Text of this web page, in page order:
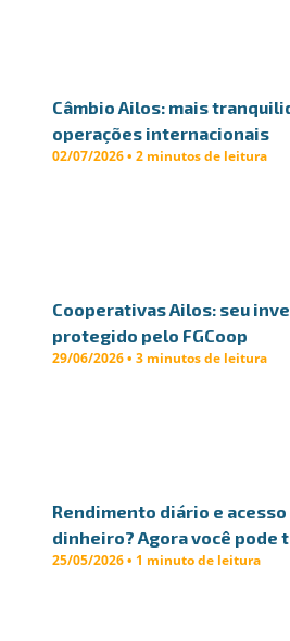
Câmbio Ailos: mais
operações internacionais
02/07/2026 • 2 minutos de leitura
Cooperativas Ailos: seu
protegido pelo FGCoop
29/06/2026 • 3 minutos de leitura
Rendimento diário e
dinheiro? Agora você pode
25/05/2026 • 1 minuto de leitura